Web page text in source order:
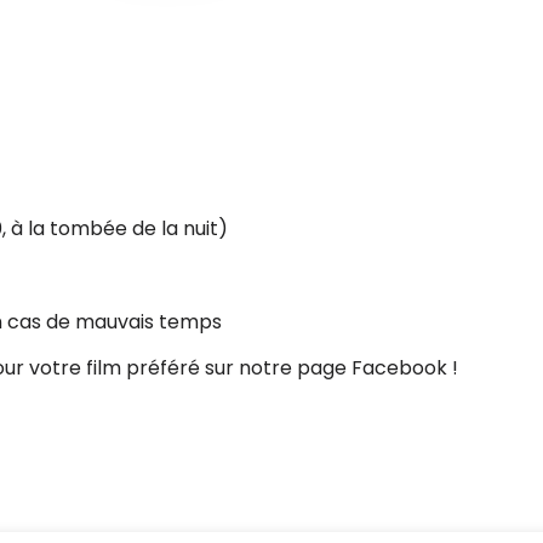
à la tombée de la nuit)
de mauvais temps
votre film préféré sur notre page Facebook !